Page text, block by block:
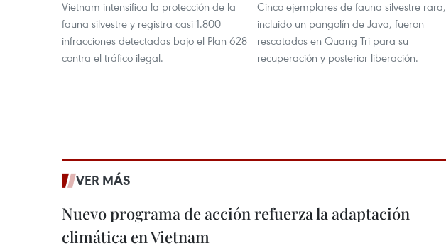
Vietnam intensifica la protección de la
fauna silvestre y registra casi 1.800
infracciones detectadas bajo el Plan 628
contra el tráfico ilegal.
Cinco ejemplares de fauna silvestre rara,
incluido un pangolín de Java, fueron
rescatados en Quang Tri para su
recuperación y posterior liberación.
VER MÁS
Nuevo programa de acción refuerza la adaptación
climática en Vietnam